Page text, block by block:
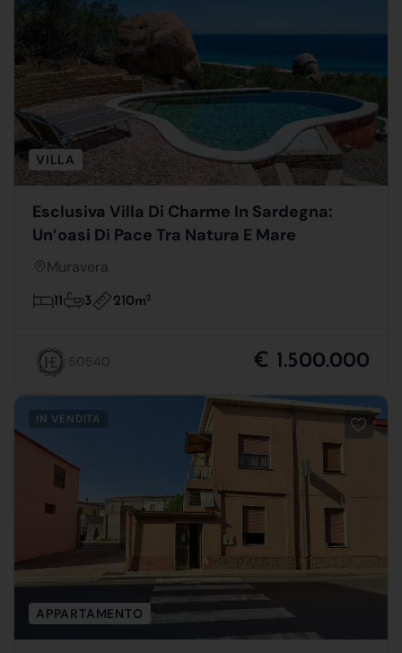
VILLA
Esclusiva Villa Di Charme In Sardegna:
Un’oasi Di Pace Tra Natura E Mare
Muravera
11 3 210m2
50540 € 1.500.000
IN VENDITA
APPARTAMENTO